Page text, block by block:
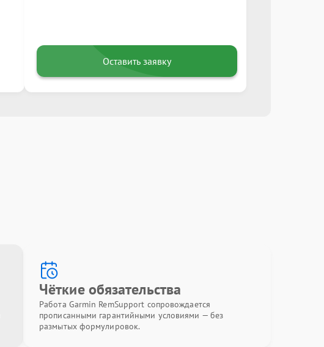
Оставить заявку
Чёткие обязательства
Работа Garmin RemSupport сопровождается
прописанными гарантийными условиями — без
размытых формулировок.